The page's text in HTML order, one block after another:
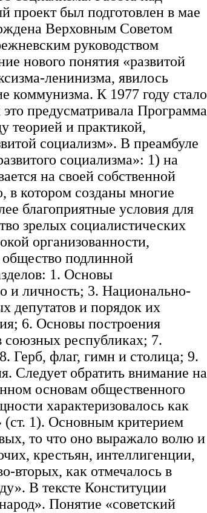
проект был подготовлен в мае
Верховным Советом
руководством
нового понятия «развитой
ленинизма, явилось
коммунизма. К 1977 году стало
предусматривала Программа
теорией и практикой,
социализм». В преамбуле
социализма»: 1) на
на своей собственной
в котором созданы многие
благоприятные условия для
зрелых социалистических
организованности,
общество подлинной
1. Основы
и личность; 3. Национально-
депутатов и порядок их
6. Основы построения
союзных республиках; 7.
Герб, флаг, гимн и столица; 9.
Следует обратить внимание на
основам общественного
характеризовалось как
(ст. 1). Основным критерием
то что оно выражало волю и
крестьян, интеллигенции,
вторых, как отмечалось в
В тексте Конституции
Понятие «советский